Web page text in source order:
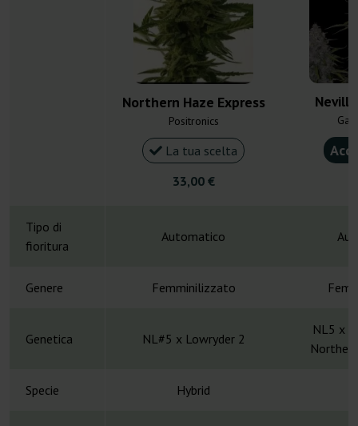
Northern Haze Express
Positronics
La tua scelta
33,00 €
Tipo di
fioritura
Automatico
Genere Femminilizzato
Genetica NL#5 x Lowryder 2
NL5 x
Specie Hybrid